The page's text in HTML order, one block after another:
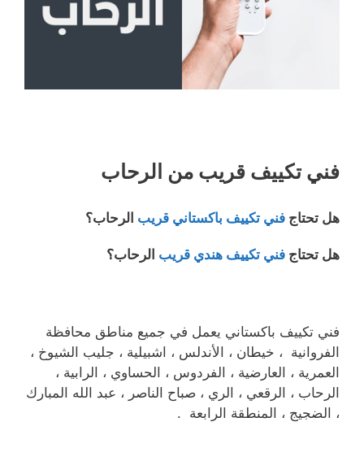
فني تكييف قريب من الرحاب
هل تحتاج فني تكييف باكستاني قريب الرحاب؟
هل تحتاج فني تكييف هندي قريب الرحاب؟
فني تكييف باكستاني يعمل في جميع مناطق محافظة
الفروانية ، خيطان ، الأندلس ، اشبيلية ، جليب الشيوخ ،
العمرية ، العارضية ، الفردوس ، الحساوي ، الرابية ،
الرحاب ، الرقعي ، الري ، صباح الناصر ، عبد الله المبارك
، الضجيج ، المنطقة الرابعة .